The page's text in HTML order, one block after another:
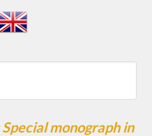
monograph in